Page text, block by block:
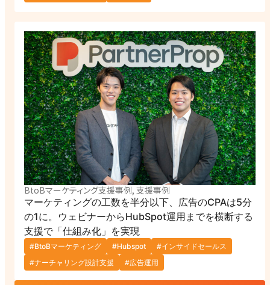
BtoBマーケティング支援事例, 支援事例
マーケティングの工数を半分以下、広告のCPAは5分
の1に。ウェビナーからHubSpot運用までを横断する
支援で「仕組み化」を実現
#BtoBマーケティング #Hubspot
#インサイドセールス
#ナーチャリング設計支援
#広告運用